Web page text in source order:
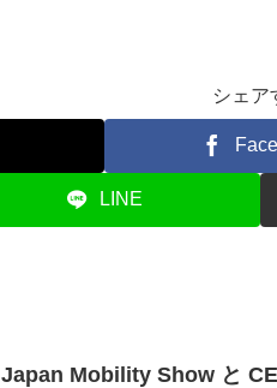
シェア
LINE
Japan Mobility Show と